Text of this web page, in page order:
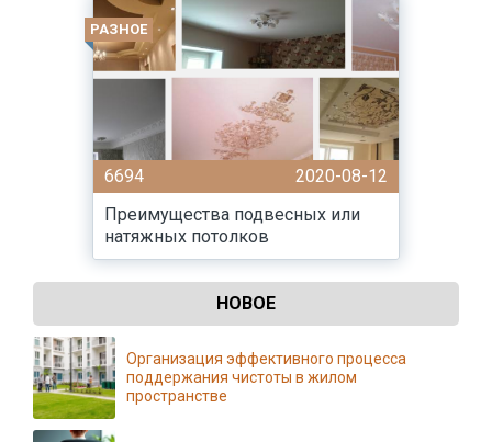
РАЗНОЕ
6694
2020-08-12
Преимущества подвесных или
натяжных потолков
НОВОЕ
Организация эффективного процесса
поддержания чистоты в жилом
пространстве